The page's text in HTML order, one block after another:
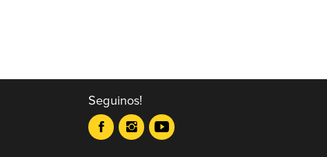
Seguinos!